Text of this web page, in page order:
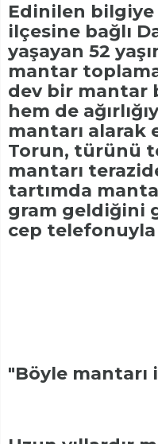
Edinilen
ilçesine bağlı
yaşayan 52
mantar
dev bir mantar
hem de
mantarı alarak
Torun, türünü
mantarı
tartımda
gram geldiğini
cep
"Böyle